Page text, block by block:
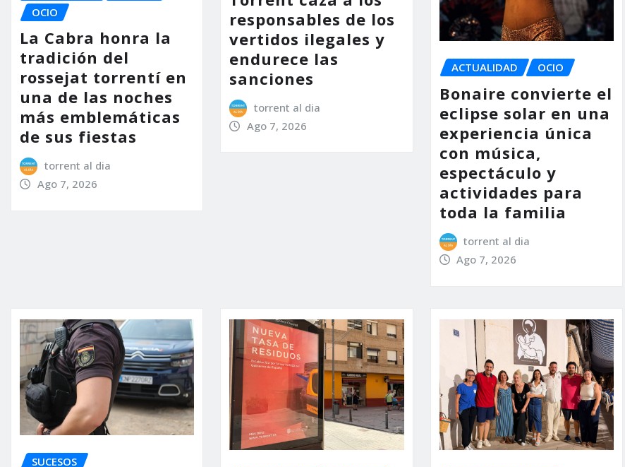
OCIO
La Cabra honra la
tradición del
rossejat torrentí en
una de las noches
más emblemáticas
de sus fiestas
torrent al dia
Ago 7, 2026
responsables de los
vertidos ilegales y
endurece las
sanciones
torrent al dia
Ago 7, 2026
ACTUALIDAD OCIO
Bonaire convierte el
eclipse solar en una
experiencia única
con música,
espectáculo y
actividades para
toda la familia
torrent al dia
Ago 7, 2026
SUCESOS